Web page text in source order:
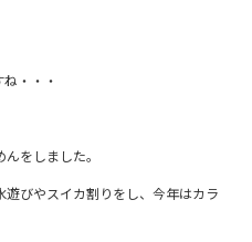
・・・
をしました。
びやスイカ割りをし、今年はカラ